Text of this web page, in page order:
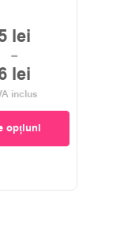
lei
–
lei
inclus
opțiuni